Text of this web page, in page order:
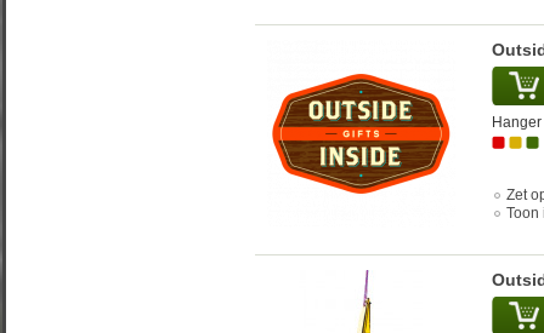
Zet
Toon